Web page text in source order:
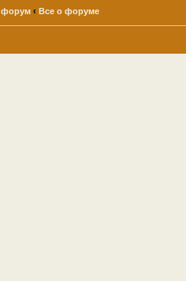
форум ‹ Все о форуме